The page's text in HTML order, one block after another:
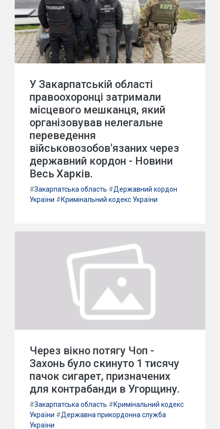
У Закарпатській області
правоохоронці затримали
місцевого мешканця, який
організовував нелегальне
переведення
військовозобов'язаних через
державний кордон - Новини
Весь Харків.
#Закарпатська область #Державний кордон
України #Кримінальний кодекс України
Через вікно потягу Чоп -
Захонь було скинуто 1 тисячу
пачок сигарет, призначених
для контрабанди в Угорщину.
#Закарпатська область #Кримінальний кодекс
України #Державна прикордонна служба
України